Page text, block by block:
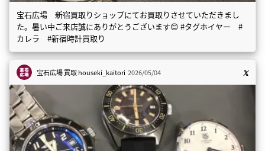
宝石広場 新宿買取りショップにてお買取りさせていただきまし
た。暑い中ご来店誠にありがとうございます😊 #タグホイヤー #
カレラ #新宿時計買取り
宝石広場 買取houseki_kaitori 2026/05/04